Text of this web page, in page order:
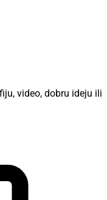
video, dobru ideju ili